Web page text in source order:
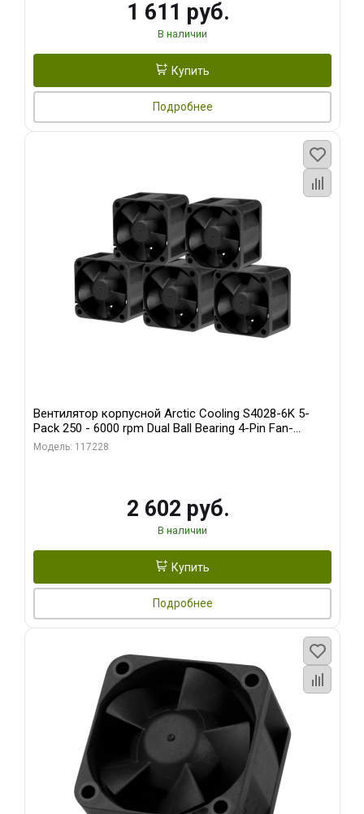
1 611 руб.
В наличии
Купить
Подробнее
Вентилятор корпусной Arctic Cooling S4028-6K 5-
Pack 250 - 6000 rpm Dual Ball Bearing 4-Pin Fan-
Connector (ACFAN00273A)
Модель: 117228
2 602 руб.
В наличии
Купить
Подробнее